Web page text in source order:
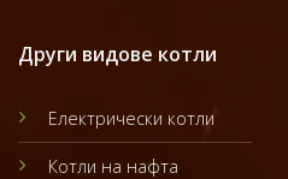
Други видове котли
Електрически котли
Котли на нафта